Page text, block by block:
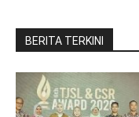
BERITA TERKINI